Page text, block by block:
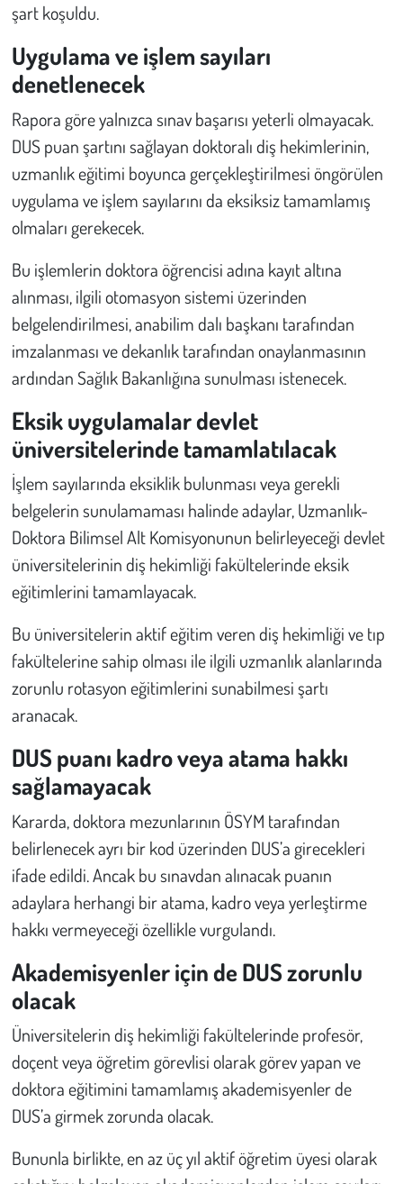
şart koşuldu.
Uygulama ve işlem sayıları
denetlenecek
Rapora göre yalnızca sınav başarısı yeterli olmayacak.
DUS puan şartını sağlayan doktoralı diş hekimlerinin,
uzmanlık eğitimi boyunca gerçekleştirilmesi öngörülen
uygulama ve işlem sayılarını da eksiksiz tamamlamış
olmaları gerekecek.
Bu işlemlerin doktora öğrencisi adına kayıt altına
alınması, ilgili otomasyon sistemi üzerinden
belgelendirilmesi, anabilim dalı başkanı tarafından
imzalanması ve dekanlık tarafından onaylanmasının
ardından Sağlık Bakanlığına sunulması istenecek.
Eksik uygulamalar devlet
üniversitelerinde tamamlatılacak
İşlem sayılarında eksiklik bulunması veya gerekli
belgelerin sunulamaması halinde adaylar, Uzmanlık-
Doktora Bilimsel Alt Komisyonunun belirleyeceği devlet
üniversitelerinin diş hekimliği fakültelerinde eksik
eğitimlerini tamamlayacak.
Bu üniversitelerin aktif eğitim veren diş hekimliği ve tıp
fakültelerine sahip olması ile ilgili uzmanlık alanlarında
zorunlu rotasyon eğitimlerini sunabilmesi şartı
aranacak.
DUS puanı kadro veya atama hakkı
sağlamayacak
Kararda, doktora mezunlarının ÖSYM tarafından
belirlenecek ayrı bir kod üzerinden DUS’a girecekleri
ifade edildi. Ancak bu sınavdan alınacak puanın
adaylara herhangi bir atama, kadro veya yerleştirme
hakkı vermeyeceği özellikle vurgulandı.
Akademisyenler için de DUS zorunlu
olacak
Üniversitelerin diş hekimliği fakültelerinde profesör,
doçent veya öğretim görevlisi olarak görev yapan ve
doktora eğitimini tamamlamış akademisyenler de
DUS’a girmek zorunda olacak.
Bununla birlikte, en az üç yıl aktif öğretim üyesi olarak
Eğlence